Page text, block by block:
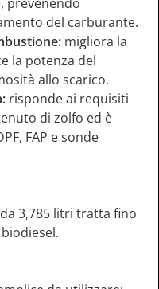
del carburante.
migliora la
la potenza del
allo scarico.
risponde ai requisiti
di zolfo ed è
FAP e sonde
3,785 litri tratta fino